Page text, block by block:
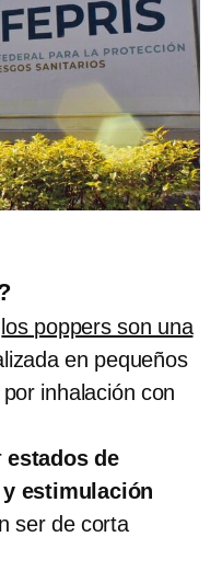
los poppers son una
en pequeños
inhalación con
estados de
estimulación
ser de corta